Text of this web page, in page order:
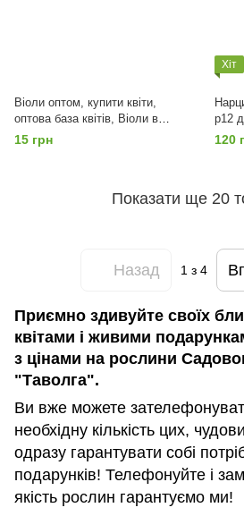
Віоли оптом, купити квіти,
оптова база квітів, Віоли в
горшках, Акція, Мікс
15 грн
Хіт
p12
Київ
120
Показати ще 20
Назад 1з 4
Приємно здивуйте своїх
квітами і живими
з цінами на рослини
"Таволга".
Ви вже можете
необхідну кількість цих,
одразу гарантувати собі
подарунків! Телефонуйте і
якість рослин гарантуємо ми!